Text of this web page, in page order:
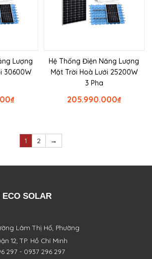
Lượng
30600W
₫
Hệ Thống Điện Năng Lượng
Mặt Trời Hoà Lưới 25200W
3 Pha
₫
205.990.000
1 2 →
ECO SOLAR
Lâm Thị Hố, Phường
12, TP. Hồ Chí Minh
297 - 0937 296 297